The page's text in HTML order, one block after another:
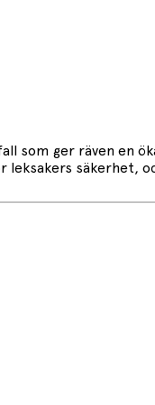
som ger räven en
leksakers säkerhet,